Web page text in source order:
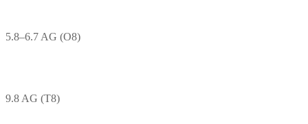
5.8–6.7 AG (O8)
9.8 AG (T8)